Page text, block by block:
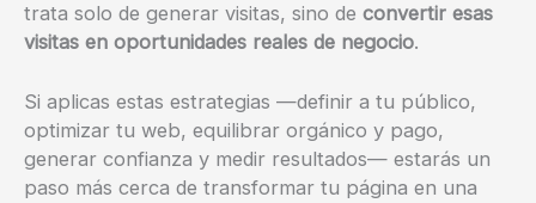
trata solo de generar visitas, sino de convertir esas
visitas en oportunidades reales de negocio.
Si aplicas estas estrategias —definir a tu público,
optimizar tu web, equilibrar orgánico y pago,
generar confianza y medir resultados— estarás un
paso más cerca de transformar tu página en una